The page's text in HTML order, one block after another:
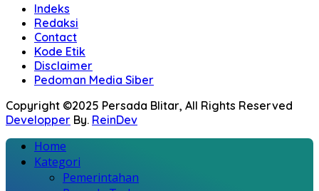
Indeks
Redaksi
Contact
Kode Etik
Disclaimer
Pedoman Media Siber
Copyright ©2025 Persada Blitar, All Rights Reserved
Developper By. ReinDev
Home
Kategori
Pemerintahan